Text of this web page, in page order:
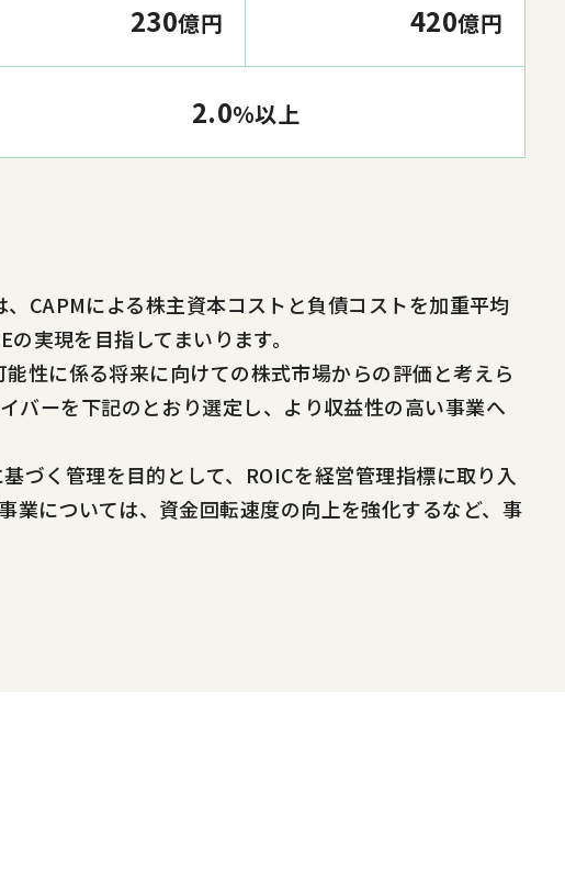
230億円 420億円
2.0%以上
CAPMによる株主資本コストと負債コストを加重平均
実現を目指してまいります。
性に係る将来に向けての株式市場からの評価と考えら
バーを下記のとおり選定し、より収益性の高い事業へ
づく管理を目的として、ROICを経営管理指標に取り入
業については、資金回転速度の向上を強化するなど、事